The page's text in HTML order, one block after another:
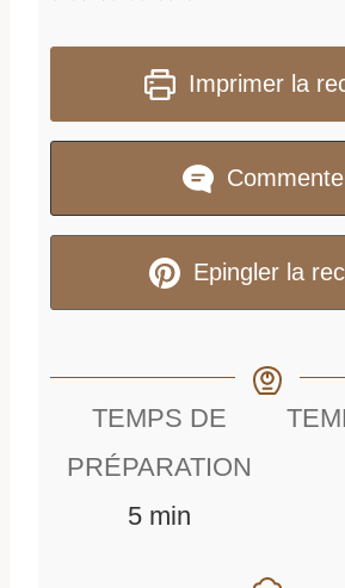
Imprimer la
Epingler la
TEMPS DE
PRÉPARATION
5mmin